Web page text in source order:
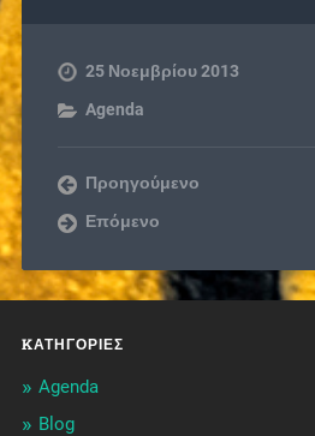
25 Νοεμβρίου 2013
Agenda
Προηγούμενο
Επόμενο
KΑΤΗΓΟΡΊΕΣ
Agenda
Blog